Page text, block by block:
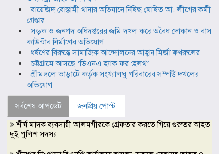
বায়েজিদ বোস্তামী থানার অভিযানে নিষিদ্ধ ঘোষিত আ. লীগের কর্মী
গ্রেপ্তার
সড়ক ও জনপদ অধিদপ্তরের জমি দখল করে অবৈধ দোকান ও বাস
কাউন্টার নির্মাণের অভিযোগ
ধর্ষণের বিরুদ্ধে সামাজিক আন্দোলনের আহ্বান মির্জা ফখরুলের
চট্টগ্রামে আসছে ‘ডিএনএ হ্যাক ফর হেলথ’
শ্রীমঙ্গলে ভাড়াটে কর্তৃক সংখ্যালঘু পরিবারের সম্পত্তি দখলের
অভিযোগ
সর্বশেষ আপডেট
জনপ্রিয় পোস্ট
শীর্ষ মাদক ব্যবসায়ী আলমগীরকে গ্রেফতার করতে গিয়ে গুরুতর আহত
দুই পুলিশ সদস্য